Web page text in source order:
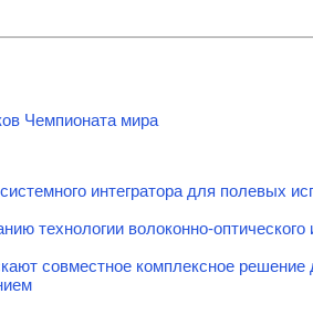
Чемпионата мира
интегратора для полевых
технологии волоконно-
совместное комплексное решение